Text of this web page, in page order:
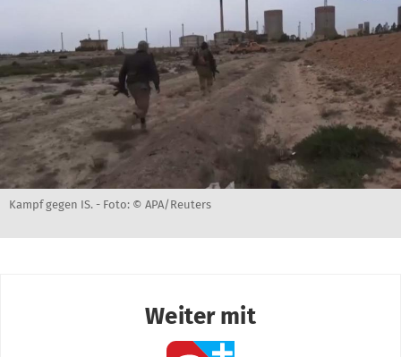
Kampf gegen IS. - Foto: © APA/Reuters